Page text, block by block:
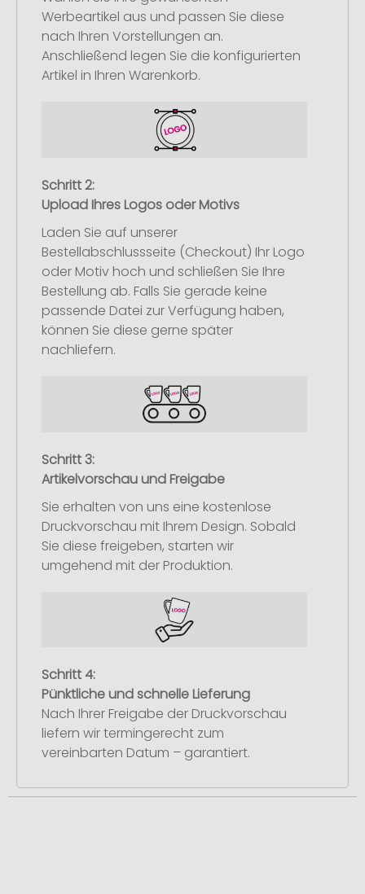
Werbeartikel aus und passen Sie diese
nach Ihren Vorstellungen an.
Anschließend legen Sie die konfigurierten
Artikel in Ihren Warenkorb.
Schritt 2:
Upload Ihres Logos oder Motivs
Laden Sie auf unserer
Bestellabschlussseite (Checkout) Ihr Logo
oder Motiv hoch und schließen Sie Ihre
Bestellung ab. Falls Sie gerade keine
passende Datei zur Verfügung haben,
können Sie diese gerne später
nachliefern.
Schritt 3:
Artikelvorschau und Freigabe
Sie erhalten von uns eine kostenlose
Druckvorschau mit Ihrem Design. Sobald
Sie diese freigeben, starten wir
umgehend mit der Produktion.
Schritt 4:
Pünktliche und schnelle Lieferung
Nach Ihrer Freigabe der Druckvorschau
liefern wir termingerecht zum
vereinbarten Datum – garantiert.